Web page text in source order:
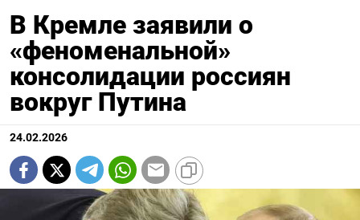
В Кремле заявили о
«феноменальной»
консолидации россиян
вокруг Путина
24.02.2026